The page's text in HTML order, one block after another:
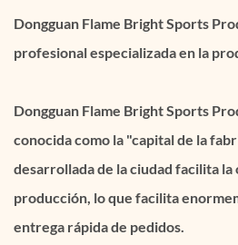
Dongguan Flame Bright Sports
profesional especializada en la
Dongguan Flame Bright Sports
conocida como la "capital de la
desarrollada de la ciudad facilita
producción, lo que facilita
entrega rápida de pedidos.